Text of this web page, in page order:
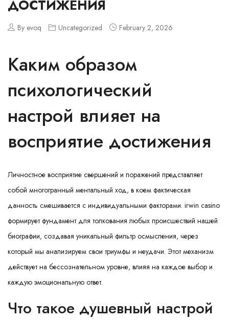
ДОСТИЖЕНИЯ
By evoq Uncategorized February 2, 2026
Каким образом
психологический
настрой влияет на
восприятие достижения
Личностное восприятие свершений и поражений представляет
собой многогранный ментальный ход, в коем фактическая
данность смешивается с индивидуальными факторами. irwin casino
формирует фундамент для толкования любых происшествий нашей
биографии, создавая уникальный фильтр осмысления, через
который мы анализируем свои триумфы и неудачи. Этот механизм
действует на бессознательном уровне, влияя на каждое выбор и
каждую эмоциональную ответ.
Что такое душевный настрой